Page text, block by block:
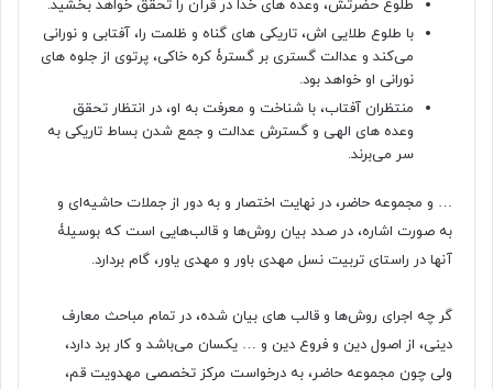
طلوع حضرتش، وعده های خدا در قرآن را تحقق خواهد بخشید.
با طلوع طلایی اش، تاریکی های گناه و ظلمت را، آفتابی و نورانی
می‌کند و عدالت گستری بر گسترۀ کره خاکی، پرتوی از جلوه های
نورانی او خواهد بود.
منتظران آفتاب، با شناخت و معرفت به او، در انتظار تحقق
وعده های الهی و گسترش عدالت و جمع شدن بساط تاریکی به
سر می‌برند.
… و مجموعه حاضر، در نهایت اختصار و به دور از جملات حاشیه‌ای و
به صورت اشاره، در صدد بیان روش‌ها و قالب‌هایی است که بوسیلۀ
آنها در راستای تربیت نسل مهدی باور و مهدی یاور، گام بردارد.
گر چه اجرای روش‌ها و قالب های بیان شده، در تمام مباحث معارف
دینی، از اصول دین و فروع دین و … یکسان می‌باشد و کار برد دارد،
ولی چون مجموعه حاضر، به درخواست مرکز تخصصی مهدویت قم،